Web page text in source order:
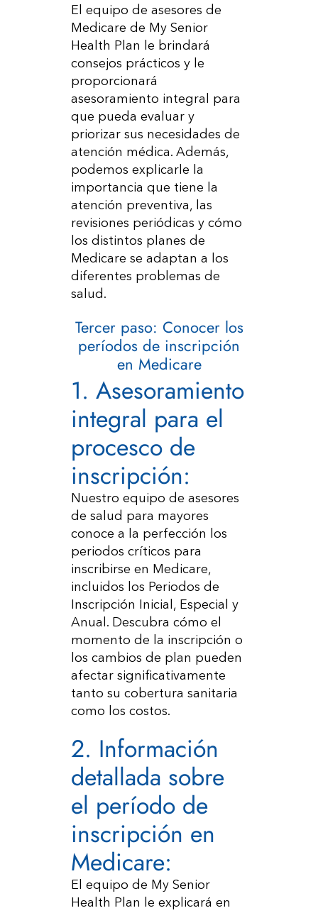
El equipo de asesores de
Medicare de My Senior
Health Plan le brindará
consejos prácticos y le
proporcionará
asesoramiento integral para
que pueda evaluar y
priorizar sus necesidades de
atención médica. Además,
podemos explicarle la
importancia que tiene la
atención preventiva, las
revisiones periódicas y cómo
los distintos planes de
Medicare se adaptan a los
diferentes problemas de
salud.
Tercer paso: Conocer los
períodos de inscripción
en Medicare
1. Asesoramiento
integral para el
procesco de
inscripción:
Nuestro equipo de asesores
de salud para mayores
conoce a la perfección los
periodos críticos para
inscribirse en Medicare,
incluidos los Periodos de
Inscripción Inicial, Especial y
Anual. Descubra cómo el
momento de la inscripción o
los cambios de plan pueden
afectar significativamente
tanto su cobertura sanitaria
como los costos.
2. Información
detallada sobre
el período de
inscripción en
Medicare:
El equipo de My Senior
Health Plan le explicará en